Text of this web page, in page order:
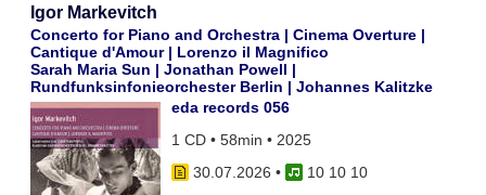
Igor Markevitch
Concerto for Piano and Orchestra | Cinema Overture |
Cantique d'Amour | Lorenzo il Magnifico
Sarah Maria Sun | Jonathan Powell |
Rundfunksinfonieorchester Berlin | Johannes Kalitzke
eda records 056
1 CD • 58min • 2025
30.07.2026 •
10 10 10